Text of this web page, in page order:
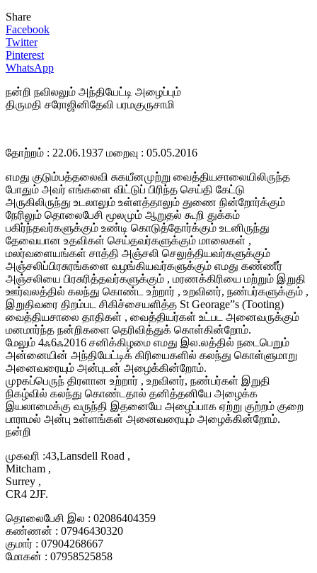
Share
Facebook
Twitter
Pinterest
WhatsApp
நன்றி நவிலலும் அந்தியேட்டி அழைப்பும்
திருமதி சரோஜினிதேவி பரமகுருசாமி
தோற்றம் : 22.06.1937 மறைவு : 05.05.2016
எமது குடும்பத்தலைவி சுகயீனமுற்று வைத்தியசாலையிலிருந்த
போதும் அவர் எங்களை விட்டுப் பிரிந்த செய்தி கேட்டு
அருகிலிருந்து உடலாலும் உள்ளத்தாலும் துணை நின்றோர்க்கும்
நேரிலும் தொலைபேசி மூலமும் ஆறுதல் கூறி துக்கம்
பகிர்ந்தவர்களுக்கும் உண்டி கொடுத்தோர்க்கும் உடனிருந்து
தேவையான உதவிகள் செய்தவர்களுக்கும் மாலைகள் ,
மலர்வளையங்கள் சாத்தி அஞ்சலி செலுத்தியவர்களுக்கும்
அஞ்சலிப்பிரசுரங்களை வழங்கியவர்களுக்கும் எமது கண்ணீர்
அஞ்சலியை பிரசுரித்தவர்களுக்கும் , மரணக்கிரியை மற்றும் இறுதி
ஊர்வலத்தில் கலந்து கொண்ட உற்றார் , உறவினர், நண்பர்களுக்கும் ,
இறுதிவரை திறம்பட சிகிச்சையளித்த St Georage”s (Tooting)
வைத்தியசாலை தாதிகள் , வைத்தியர்கள் உட்பட அனைவருக்கும்
மனமார்ந்த நன்றிகளை தெரிவித்துக் கொள்கின்றோம்.
மேலும் 4ஃ6ஃ2016 சனிக்கிழமை எமது இல.லத்தில் நடைபெறும்
அன்னையின் அந்தியேட்டிக் கிரியைகளில் கலந்து கொள்ளுமாறு
அனைவரையும் அன்புடன் அழைக்கின்றோம்.
முpகப்பெருந் திரளான உற்றார் , உறவினர், நண்பர்கள் இறுதி
நிகழ்வில் கலந்து கொண்டதால் தனித்தனியே அழைக்க
இயலாமைக்கு வருந்தி இதனையே அழைப்பாக ஏற்று குற்றம் குறை
பாராமல் அன்பு உள்ளங்கள் அனைவரையும் அழைக்கின்றோம்.
நன்றி
முகவரி :43,Lansdell Road ,
Mitcham ,
Surrey ,
CR4 2JF.
தொலைபேசி இல : 02086404359
கண்ணன் : 07946430320
குமார் : 07904268667
மோகன் : 07958525858